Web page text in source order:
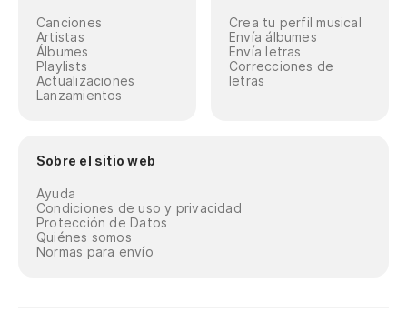
Canciones
Artistas
Álbumes
Playlists
Actualizaciones
Lanzamientos
Crea tu perfil musical
Envía álbumes
Envía letras
Correcciones de
letras
Sobre el sitio web
Ayuda
Condiciones de uso y privacidad
Protección de Datos
Quiénes somos
Normas para envío